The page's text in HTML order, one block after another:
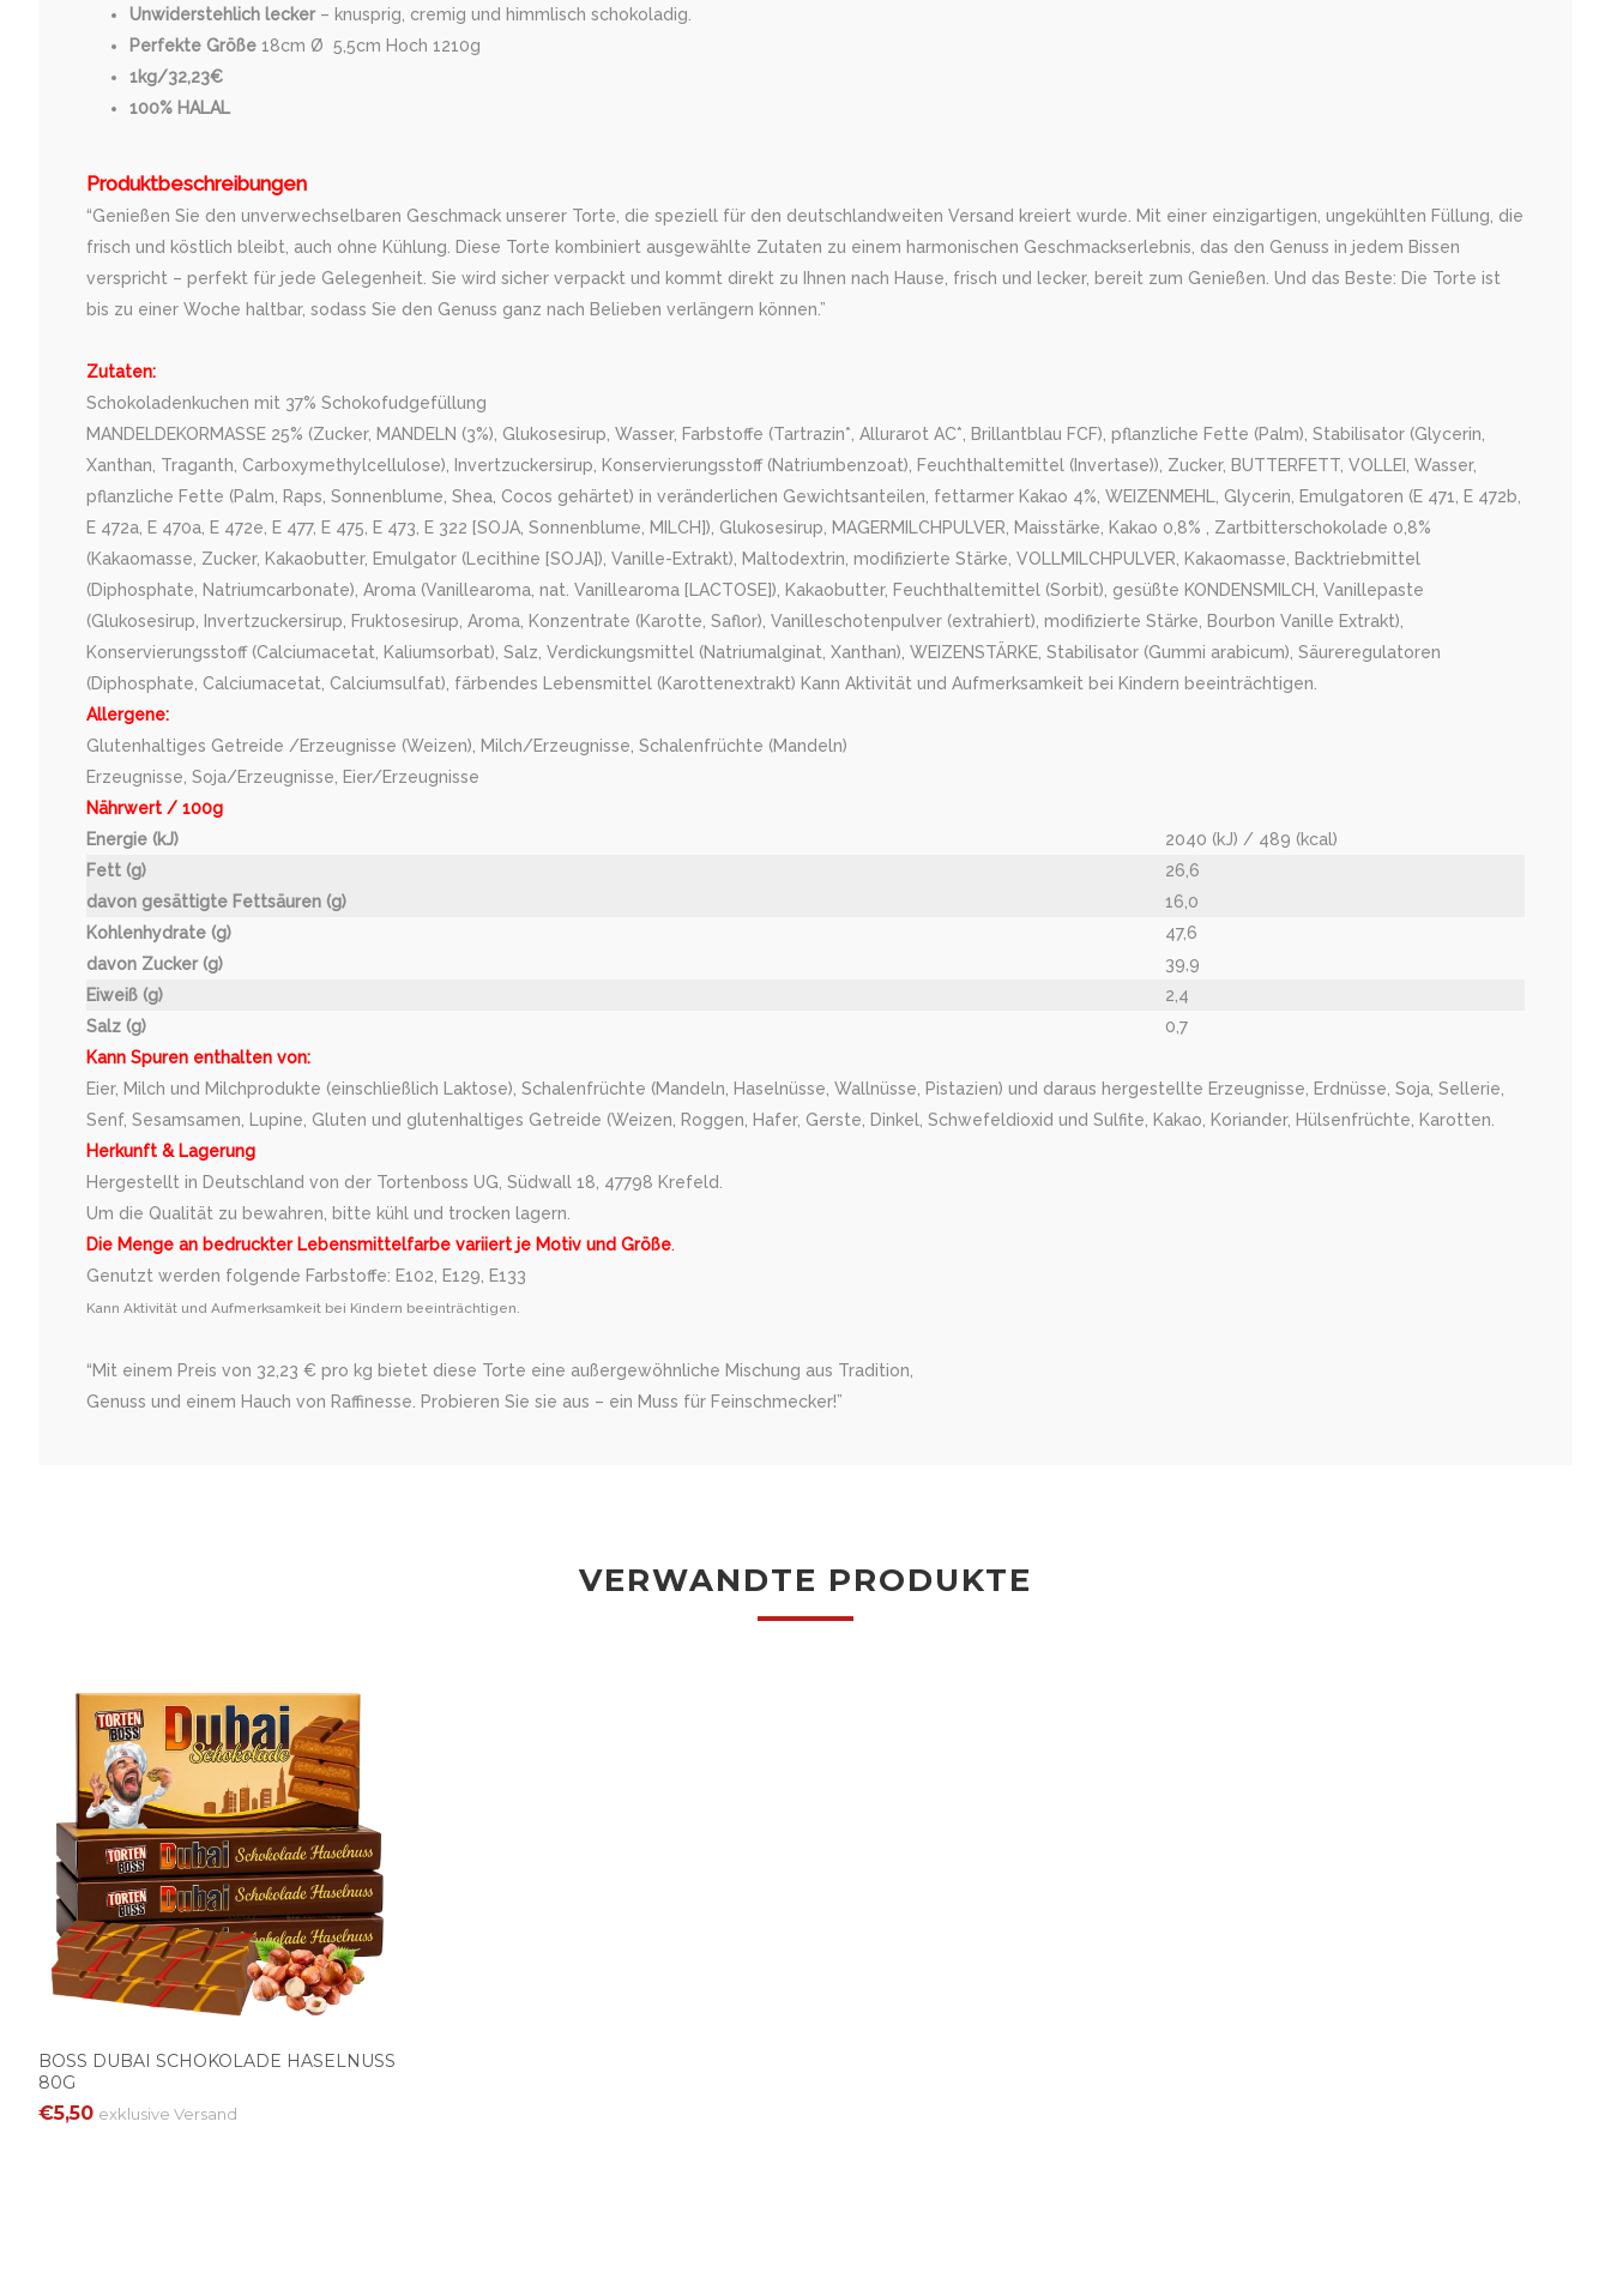
Unwiderstehlich lecker– knusprig, cremig und himmlisch schokoladig.
Perfekte Größe 18cm Ø 5,5cm Hoch 1210g
1kg/32,23€
100% HALAL
Produktbeschreibungen
“Genießen Sie den unverwechselbaren Geschmack unserer Torte, die speziell für den deutschlandweiten Versand kreiert wurde. Mit einer einzigartigen, ungekühlten Füllung, die
frisch und köstlich bleibt, auch ohne Kühlung. Diese Torte kombiniert ausgewählte Zutaten zu einem harmonischen Geschmackserlebnis, das den Genuss in jedem Bissen
verspricht – perfekt für jede Gelegenheit. Sie wird sicher verpackt und kommt direkt zu Ihnen nach Hause, frisch und lecker, bereit zum Genießen. Und das Beste: Die Torte ist
bis zu einer Woche haltbar, sodass Sie den Genuss ganz nach Belieben verlängern können.”
Zutaten:
Schokoladenkuchen mit 37% Schokofudgefüllung
MANDELDEKORMASSE 25% (Zucker, MANDELN (3%), Glukosesirup, Wasser, Farbstoffe (Tartrazin*, Allurarot AC*, Brillantblau FCF), pflanzliche Fette (Palm), Stabilisator (Glycerin,
Xanthan, Traganth, Carboxymethylcellulose), Invertzuckersirup, Konservierungsstoff (Natriumbenzoat), Feuchthaltemittel (Invertase)), Zucker, BUTTERFETT, VOLLEI, Wasser,
pflanzliche Fette (Palm, Raps, Sonnenblume, Shea, Cocos gehärtet) in veränderlichen Gewichtsanteilen, fettarmer Kakao 4%, WEIZENMEHL, Glycerin, Emulgatoren (E 471, E 472b,
E 472a, E 470a, E 472e, E 477, E 475, E 473, E 322 [SOJA, Sonnenblume, MILCH]), Glukosesirup, MAGERMILCHPULVER, Maisstärke, Kakao 0,8% , Zartbitterschokolade 0,8%
(Kakaomasse, Zucker, Kakaobutter, Emulgator (Lecithine [SOJA]), Vanille-Extrakt), Maltodextrin, modifizierte Stärke, VOLLMILCHPULVER, Kakaomasse, Backtriebmittel
(Diphosphate, Natriumcarbonate), Aroma (Vanillearoma, nat. Vanillearoma [LACTOSE]), Kakaobutter, Feuchthaltemittel (Sorbit), gesüßte KONDENSMILCH, Vanillepaste
(Glukosesirup, Invertzuckersirup, Fruktosesirup, Aroma, Konzentrate (Karotte, Saflor), Vanilleschotenpulver (extrahiert), modifizierte Stärke, Bourbon Vanille Extrakt),
Konservierungsstoff (Calciumacetat, Kaliumsorbat), Salz, Verdickungsmittel (Natriumalginat, Xanthan), WEIZENSTÄRKE, Stabilisator (Gummi arabicum), Säureregulatoren
(Diphosphate, Calciumacetat, Calciumsulfat), färbendes Lebensmittel (Karottenextrakt) Kann Aktivität und Aufmerksamkeit bei Kindern beeinträchtigen.
Allergene:
Glutenhaltiges Getreide /Erzeugnisse (Weizen), Milch/Erzeugnisse, Schalenfrüchte (Mandeln)
Erzeugnisse, Soja/Erzeugnisse, Eier/Erzeugnisse
Nährwert / 100g
Energie (kJ)
2040 (kJ) / 489 (kcal)
Fett (g)
26,6
davon gesättigte Fettsäuren (g)
16,0
Kohlenhydrate (g)
47,6
davon Zucker (g)
39,9
Eiweiß (g)
2,4
Salz (g)
0,7
Kann Spuren enthalten von:
Eier, Milch und Milchprodukte (einschließlich Laktose), Schalenfrüchte (Mandeln, Haselnüsse, Wallnüsse, Pistazien) und daraus hergestellte Erzeugnisse, Erdnüsse, Soja, Sellerie,
Senf, Sesamsamen, Lupine, Gluten und glutenhaltiges Getreide (Weizen, Roggen, Hafer, Gerste, Dinkel, Schwefeldioxid und Sulfite, Kakao, Koriander, Hülsenfrüchte, Karotten.
Herkunft & Lagerung
Hergestellt in Deutschland von der Tortenboss UG, Südwall 18, 47798 Krefeld.
Um die Qualität zu bewahren, bitte kühl und trocken lagern.
Die Menge an bedruckter Lebensmittelfarbe variiert je Motiv und Größe.
Genutzt werden folgende Farbstoffe: E102, E129, E133
Kann Aktivität und Aufmerksamkeit bei Kindern beeinträchtigen.
“Mit einem Preis von 32,23 € pro kg bietet diese Torte eine außergewöhnliche Mischung aus Tradition,
Genuss und einem Hauch von Raffinesse. Probieren Sie sie aus – ein Muss für Feinschmecker!”
VERWANDTE PRODUKTE
BOSS DUBAI SCHOKOLADE HASELNUSS
80G
€5,50 exklusive Versand